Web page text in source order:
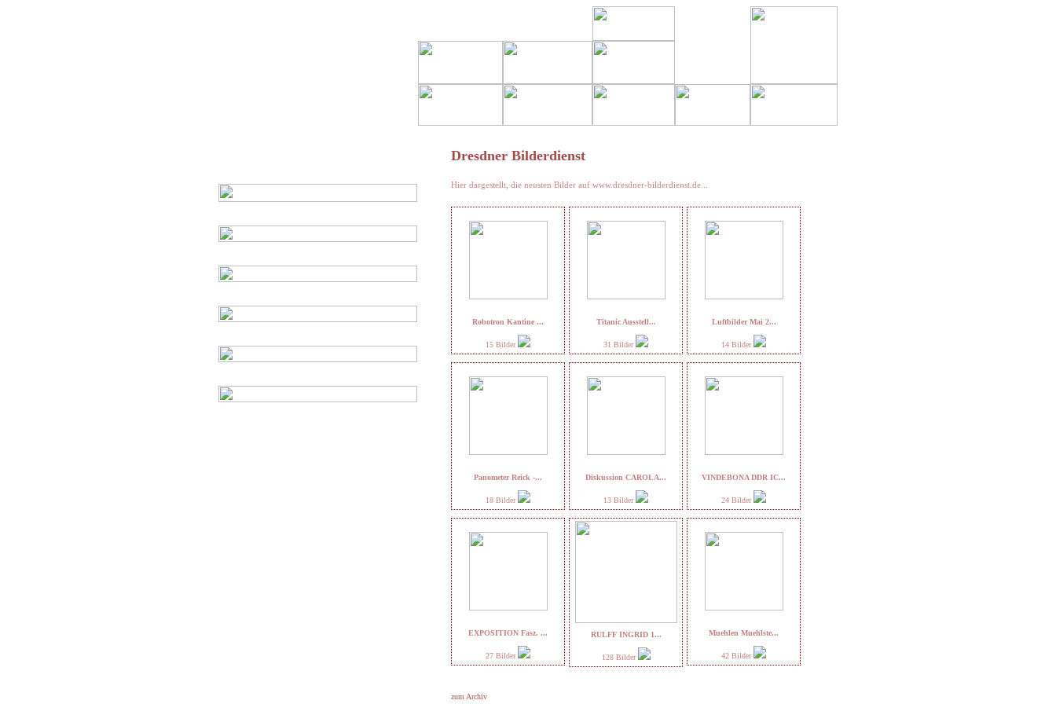
Dresdner Bilderdienst
Hier dargestellt, die neusten Bilder auf www.dresdner-bilderdienst.de...
Robotron Kantine ...
15 Bilder
Titanic Ausstell...
31 Bilder
Luftbilder Mai 2...
14 Bilder
Panometer Reick -...
18 Bilder
Diskussion CAROLA...
13 Bilder
VINDEBONA DDR IC...
24 Bilder
EXPOSITION Fasz. ...
27 Bilder
RULFF INGRID 1...
128 Bilder
Muehlen Muehlste...
42 Bilder
zum Archiv